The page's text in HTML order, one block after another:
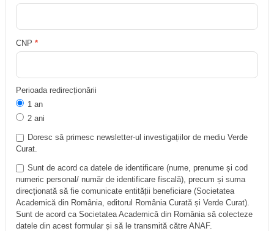
CNP *
Perioada redirecționării
1 an
2 ani
Doresc să primesc newsletter-ul investigațiilor de mediu Verde
Curat.
Sunt de acord ca datele de identificare (nume, prenume și cod
numeric personal/ număr de identificare fiscală), precum și suma
direcționată să fie comunicate entității beneficiare (Societatea
Academică din România, editorul România Curată și Verde Curat).
Sunt de acord ca Societatea Academică din România să colecteze
datele din acest formular și să le transmită către ANAF.